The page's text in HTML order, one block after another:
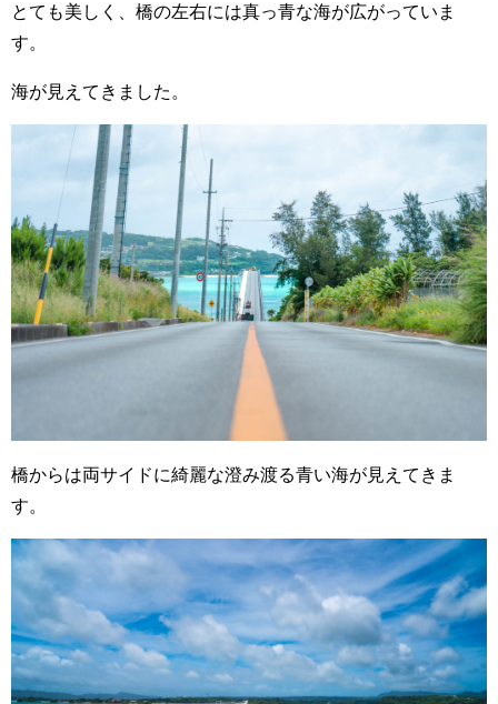
とても美しく、橋の左右には真っ青な海が広がっていま
す。
海が見えてきました。
橋からは両サイドに綺麗な澄み渡る青い海が見えてきま
す。